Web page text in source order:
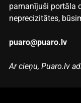
pamanījuši portāla
neprecizitātes,
puaro@puaro.lv
Ar cieņu, Puaro.lv